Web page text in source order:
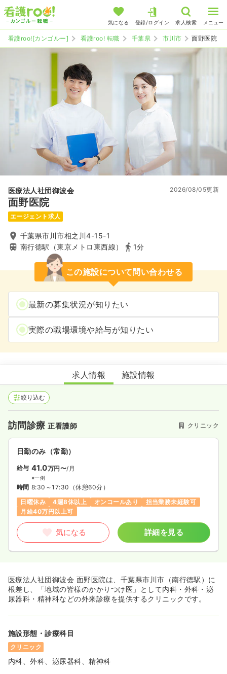
気になる 登録/ログイン 求人検索 メニュー
看護roo![カンゴルー] 看護roo! 転職 千葉県 市川市 面野医院
医療法人社団御波会
面野医院
2026/08/05更新
エージェント求人
千葉県市川市相之川4-15-1
南行徳駅（東京メトロ東西線）
1分
この施設について問い合わせる
最新の募集状況が知りたい
実際の職場環境や給与が知りたい
面野医院
求人情報 施設情報
絞り込む
訪問診療正看護師 クリニック
日勤のみ（常勤）
給与 41.0万円〜/月
※一例
時間 8:30～17:30 （休憩60分）
日曜休み
4週8休以上 オンコールあり
担当業務未経験可
月給40万円以上可
気になる 詳細を見る
医療法人社団御波会 面野医院は、千葉県市川市（南行徳駅）に
根差し、「地域の皆様のかかりつけ医」として内科・外科・泌
尿器科・精神科などの外来診療を提供するクリニックです。
施設形態・診療科目
クリニック
内科、外科、泌尿器科、精神科